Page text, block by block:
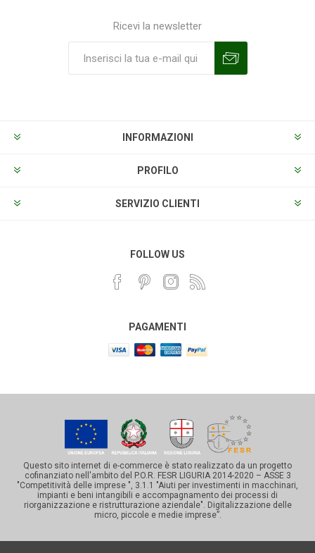
Ricevi la newsletter
INFORMAZIONI
PROFILO
SERVIZIO CLIENTI
FOLLOW US
PAGAMENTI
Questo sito internet di e-commerce è stato realizzato da un progetto
cofinanziato nell'ambito del P.O.R. FESR LIGURIA 2014-2020 – ASSE 3
"Competitività delle imprese ", 3.1.1 "Aiuti per investimenti in macchinari,
impianti e beni intangibili e accompagnamento dei processi di
riorganizzazione e ristrutturazione aziendale". Digitalizzazione delle
micro, piccole e medie imprese”.